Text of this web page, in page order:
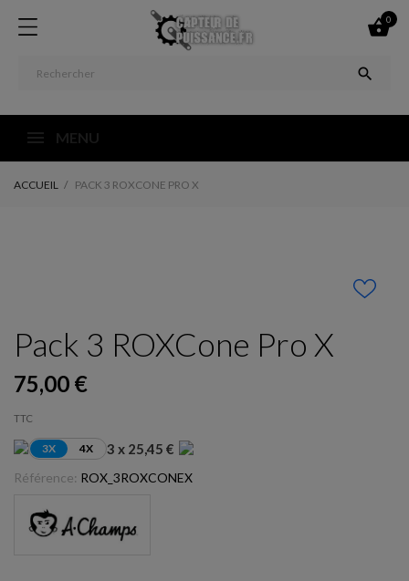

0

MENU
ACCUEIL PACK 3 ROXCONE PRO X
Pack 3 ROXCone Pro X
75,00 €
TTC
3X 4X 3 x 25,45 €
Référence: ROX_3ROXCONEX